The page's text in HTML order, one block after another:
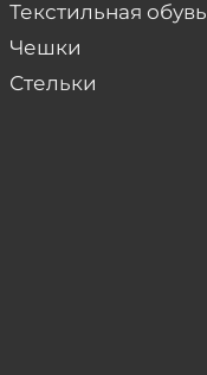
Текстильная обувь
Чешки
Стельки